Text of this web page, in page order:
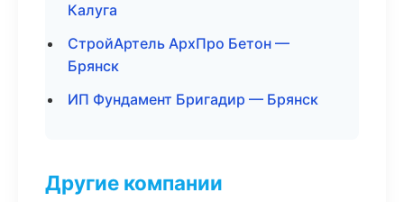
Калуга
СтройАртель АрхПро Бетон —
Брянск
ИП Фундамент Бригадир — Брянск
Другие компании